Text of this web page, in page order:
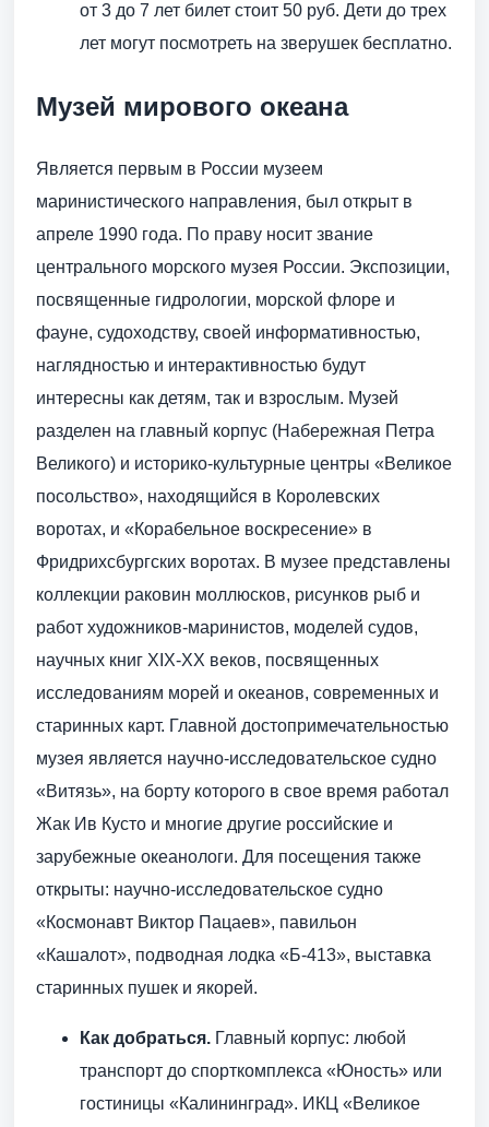
от 3 до 7 лет билет стоит 50 руб. Дети до трех
лет могут посмотреть на зверушек бесплатно.
Музей мирового океана
Является первым в России музеем
маринистического направления, был открыт в
апреле 1990 года. По праву носит звание
центрального морского музея России. Экспозиции,
посвященные гидрологии, морской флоре и
фауне, судоходству, своей информативностью,
наглядностью и интерактивностью будут
интересны как детям, так и взрослым. Музей
разделен на главный корпус (Набережная Петра
Великого) и историко-культурные центры «Великое
посольство», находящийся в Королевских
воротах, и «Корабельное воскресение» в
Фридрихсбургских воротах. В музее представлены
коллекции раковин моллюсков, рисунков рыб и
работ художников-маринистов, моделей судов,
научных книг XIX-XX веков, посвященных
исследованиям морей и океанов, современных и
старинных карт. Главной достопримечательностью
музея является научно-исследовательское судно
«Витязь», на борту которого в свое время работал
Жак Ив Кусто и многие другие российские и
зарубежные океанологи. Для посещения также
открыты: научно-исследовательское судно
«Космонавт Виктор Пацаев», павильон
«Кашалот», подводная лодка «Б-413», выставка
старинных пушек и якорей.
Как добраться. Главный корпус: любой
транспорт до спорткомплекса «Юность» или
гостиницы «Калининград». ИКЦ «Великое